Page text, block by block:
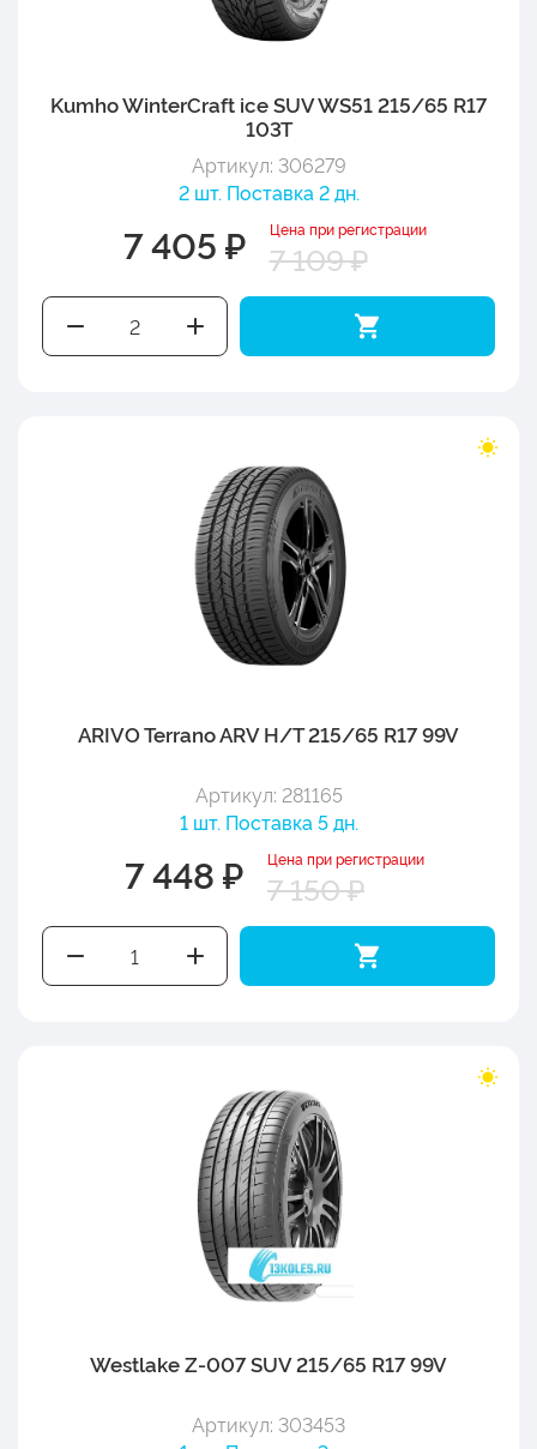
Kumho WinterCraft ice SUV WS51 215/65 R17
103T
Артикул: 306279
2 шт. Поставка 2 дн.
7 405 ₽ Цена при регистрации
7 109 ₽
ARIVO Terrano ARV H/T 215/65 R17 99V
Артикул: 281165
1 шт. Поставка 5 дн.
7 448 ₽ Цена при регистрации
7 150 ₽
Westlake Z-007 SUV 215/65 R17 99V
Артикул: 303453